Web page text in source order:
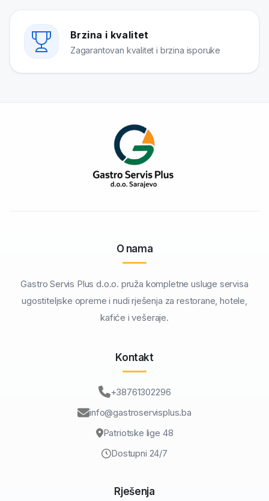
Brzina i kvalitet
Zagarantovan kvalitet i brzina isporuke
O nama
Gastro Servis Plus d.o.o. pruža kompletne usluge servisa
ugostiteljske opreme i nudi rješenja za restorane, hotele,
kafiće i vešeraje.
Kontakt
+38761302296
info@gastroservisplus.ba
Patriotske lige 48
Dostupni 24/7
Rješenja